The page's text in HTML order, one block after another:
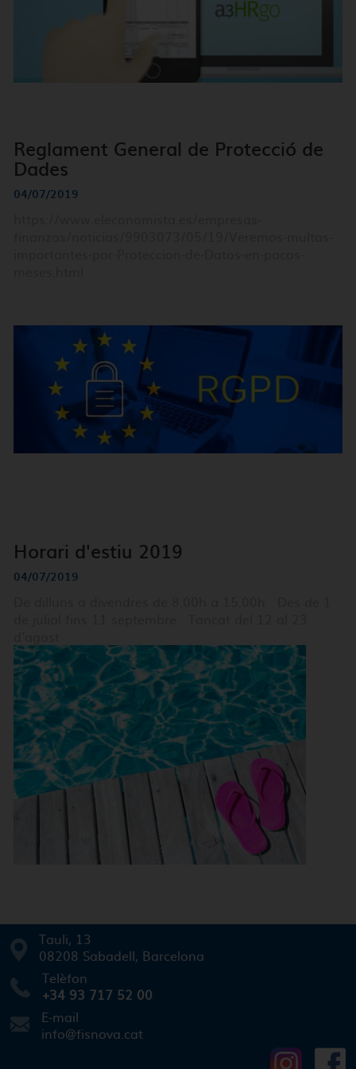
Reglament General de Protecció de
Dades
04/07/2019
Horari d'estiu 2019
04/07/2019
Tauli, 13
08208 Sabadell, Barcelona
Telèfon
+34 93 717 52 00
E-mail
info@fisnova.cat